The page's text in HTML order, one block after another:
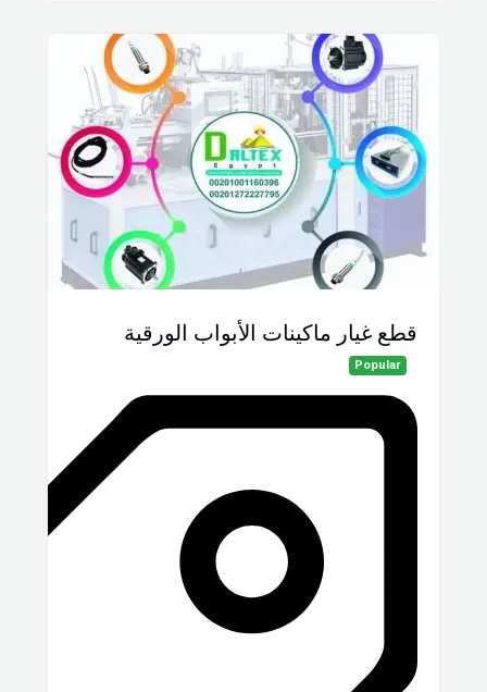
قطع غيار ماكينات الأبواب الورقية
Popular